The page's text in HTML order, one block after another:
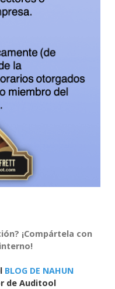
¡Compártela con
BLOG DE NAHUN
de Auditool